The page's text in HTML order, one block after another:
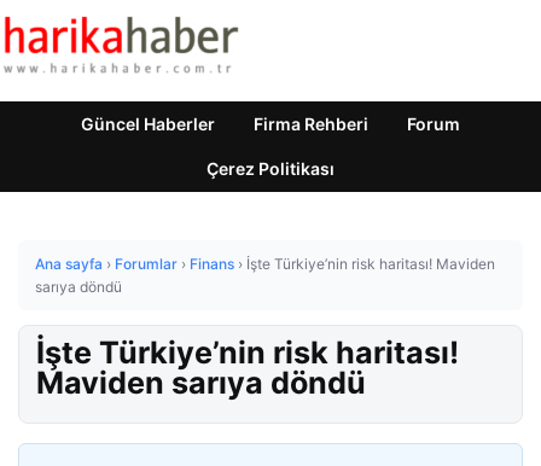
Güncel Haberler Firma Rehberi Forum
Çerez Politikası
Ana sayfa › Forumlar › Finans › İşte Türkiye’nin risk haritası! Maviden
sarıya döndü
İşte Türkiye’nin risk haritası!
Maviden sarıya döndü